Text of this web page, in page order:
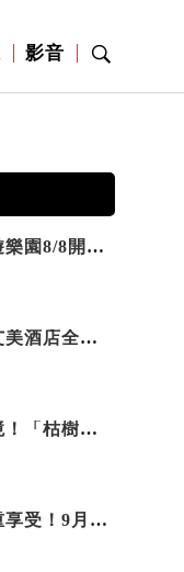
影音
高雄最大親子遊樂園8/8開幕！30項設施免費玩、YOYO家族嗨翻暑假
台北板橋馥華艾美酒店全新開幕 感官藝術策展打造旅居新風格
虎頭埤森林秘境！「枯樹籬步道」生態復育有成 走進大自然生命教室
一趟旅程、雙重享受！9月住宿合歡山 順遊奧萬大10元優惠入園